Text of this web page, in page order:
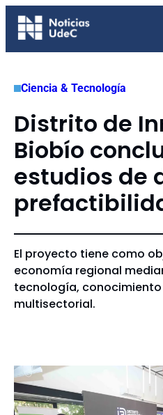
Saltar
Ciencia & Tecnología
Distrito de
Biobío
estudios de
El proyecto tiene como
economía regional
tecnología,
multisectorial.